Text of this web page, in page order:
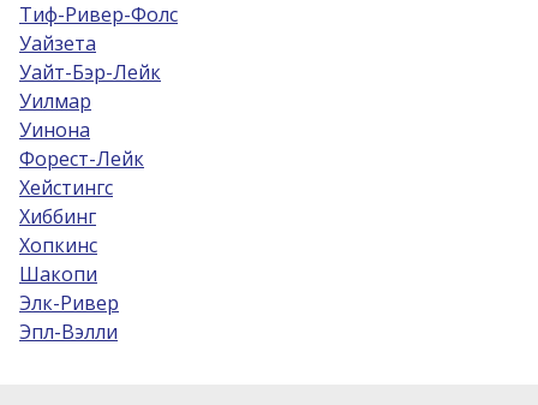
Тиф-Ривер-Фолс
Уайзета
Уайт-Бэр-Лейк
Уилмар
Уинона
Форест-Лейк
Хейстингс
Хиббинг
Хопкинс
Шакопи
Элк-Ривер
Эпл-Вэлли